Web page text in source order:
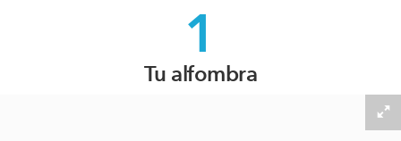
1
Tu alfombra